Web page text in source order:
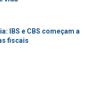
IBS e CBS começam a
fiscais